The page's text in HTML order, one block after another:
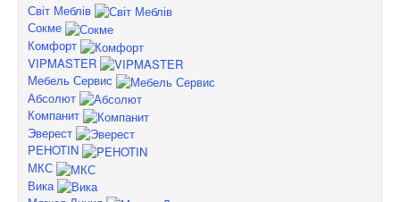
Світ Меблів
Сокме
Комфорт
VIPMASTER
Мебель Сервис
Абсолют
Компанит
Эверест
PEHOTIN
МКС
Вика